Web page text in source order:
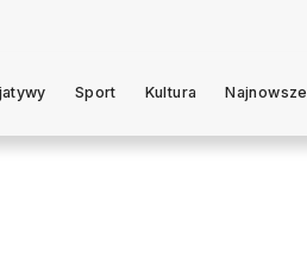
Sport Kultura Najnowsze